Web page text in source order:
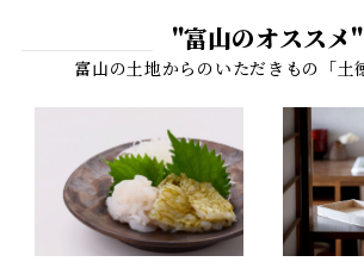
"富山のオススメ"